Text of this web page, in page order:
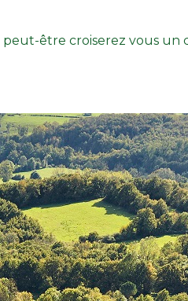
peut-être croiserez vous